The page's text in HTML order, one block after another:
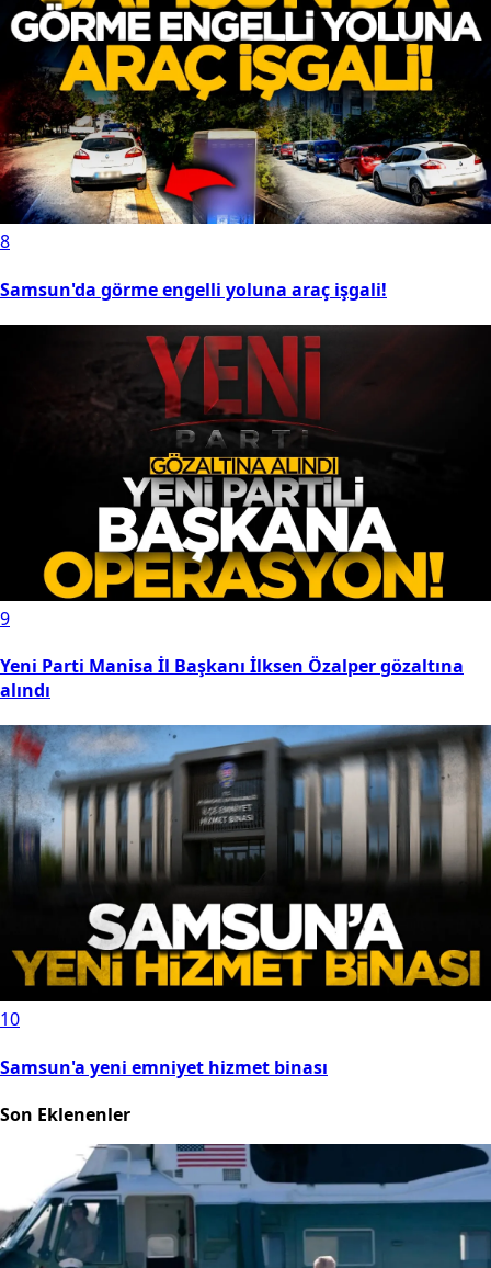
8
Samsun'da görme engelli yoluna araç işgali!
9
Yeni Parti Manisa İl Başkanı İlksen Özalper gözaltına
alındı
10
Samsun'a yeni emniyet hizmet binası
Son Eklenenler